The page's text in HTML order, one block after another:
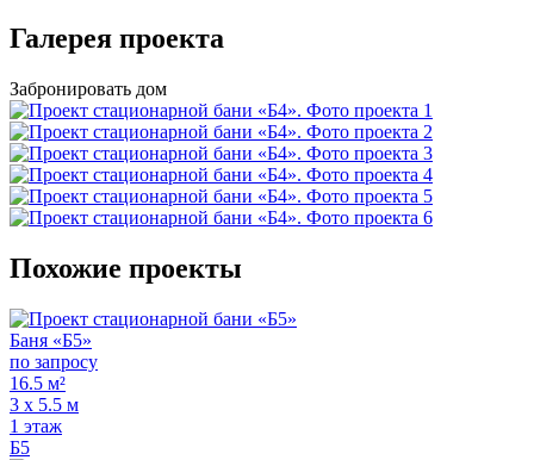
Галерея проекта
Забронировать дом
Похожие проекты
Баня «Б5»
по запросу
16.5 м²
3 х 5.5 м
1 этаж
Б5